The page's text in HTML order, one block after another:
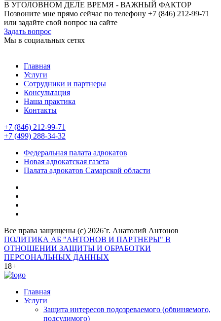
В УГОЛОВНОМ ДЕЛЕ ВРЕМЯ - ВАЖНЫЙ ФАКТОР
Позвоните мне прямо сейчас по телефону +7 (846) 212-99-71
или задайте свой вопрос на сайте
Задать вопрос
Мы в социальных сетях
Главная
Услуги
Сотрудники и партнеры
Консультация
Наша практика
Контакты
+7 (846) 212-99-71
+7 (499) 288-34-32
Федеральная палата адвокатов
Новая адвокатская газета
Палата адвокатов Самарской области
Все права защищены (с) 2026¨г. Анатолий Антонов
ПОЛИТИКА АБ "АНТОНОВ И ПАРТНЕРЫ" В
ОТНОШЕНИИ ЗАЩИТЫ И ОБРАБОТКИ
ПЕРСОНАЛЬНЫХ ДАННЫХ
18+
Главная
Услуги
Защита интересов подозреваемого (обвиняемого,
подсудимого)